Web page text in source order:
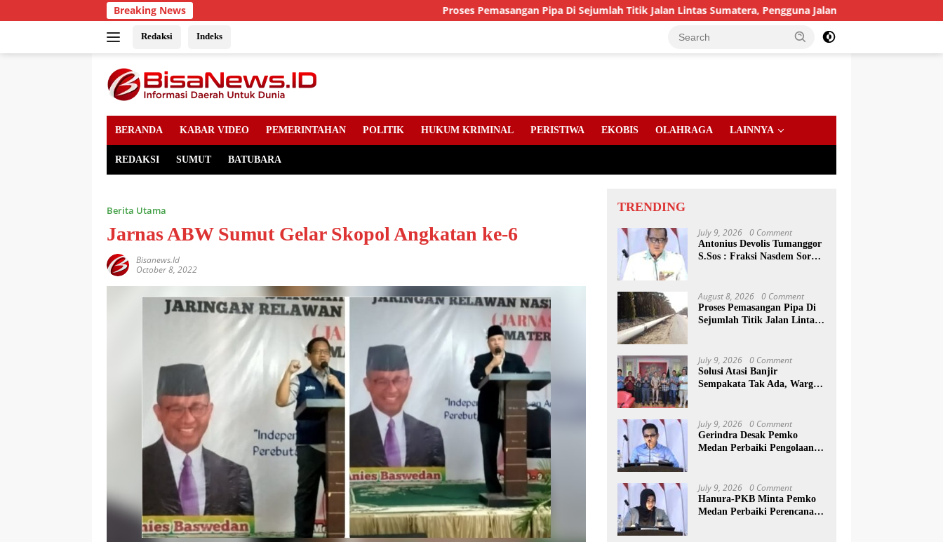
to
Breaking News Proses Pemasangan Pipa Di Sejumlah Titik Jalan Lintas Sumatera, Pengguna Jalan diimbau Untuk meningkatkan
Redaksi Indeks
BERANDA KABAR VIDEO PEMERINTAHAN POLITIK HUKUM KRIMINAL PERISTIWA EKOBIS OLAHRAGA LAINNYA
REDAKSI SUMUT BATUBARA
Berita Utama
Jarnas ABW Sumut Gelar Skopol Angkatan ke-6
Bisanews.id
October 8, 2022
TRENDING
July 9, 2026 0 Comment
Antonius Devolis Tumanggor
S.Sos : Fraksi Nasdem Soroti
August 8, 2026 0 Comment
Proses Pemasangan Pipa Di
Sejumlah Titik Jalan Lintas
meningkatkan Kewaspadaan
July 9, 2026 0 Comment
Solusi Atasi Banjir
Sempakata Tak Ada, Warga
July 9, 2026 0 Comment
Gerindra Desak Pemko
Medan Perbaiki Pengolaan
July 9, 2026 0 Comment
Hanura-PKB Minta Pemko
Medan Perbaiki Perencanaan